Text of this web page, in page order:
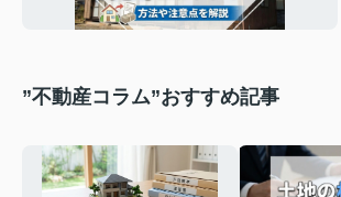
”不動産コラム”おすすめ記事